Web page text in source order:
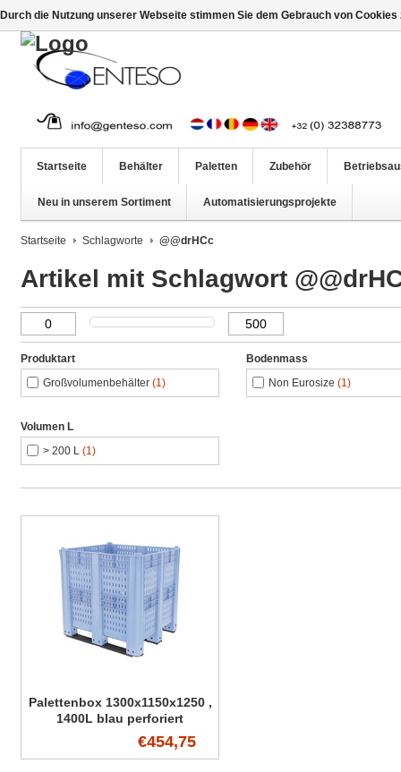
Startseite Behälter Paletten Zubehör
Neu in unserem Sortiment Automatisierungsprojekte
Startseite Schlagworte @@drHCc
Artikel mit Schlagwort
Produktart
Großvolumenbehälter (1)
Bodenmass
Non Eurosize (1)
Volumen L
> 200 L (1)
Palettenbox 1300x1150x1250 ,
1400L blau perforiert
€454,75
Durch die Nutzung unserer Webseite stimmen Sie dem Gebrauch von